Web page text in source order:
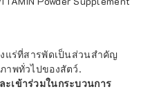
แร่ที่สารพัดเป็นส่วนสำคัญ
าพทั่วไปของสัตว์.
ะเข้าร่วมในกระบวนการ